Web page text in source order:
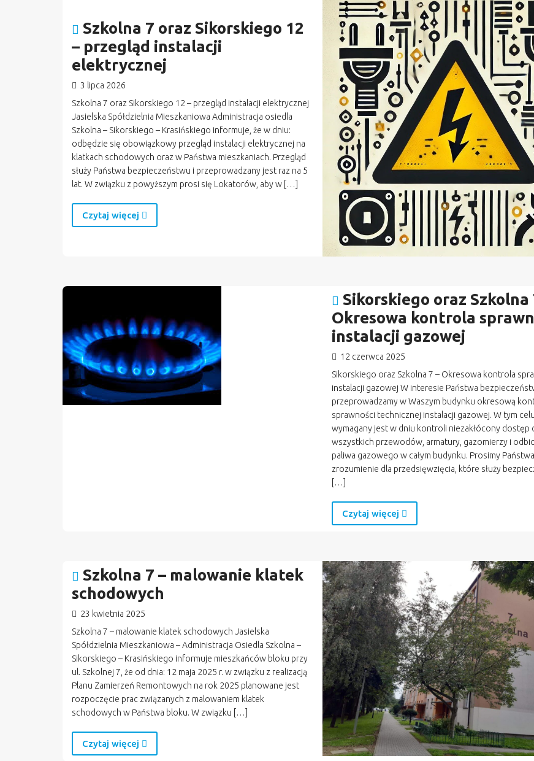
Szkolna 7 oraz Sikorskiego 12
– przegląd instalacji
elektrycznej
3 lipca 2026
Szkolna 7 oraz Sikorskiego 12 – przegląd instalacji elektrycznej
Jasielska Spółdzielnia Mieszkaniowa Administracja osiedla
Szkolna – Sikorskiego – Krasińskiego informuje, że w dniu:
odbędzie się obowiązkowy przegląd instalacji elektrycznej na
klatkach schodowych oraz w Państwa mieszkaniach. Przegląd
służy Państwa bezpieczeństwu i przeprowadzany jest raz na 5
lat. W związku z powyższym prosi się Lokatorów, aby w […]
Czytaj więcej
Sikorskiego oraz Szkolna
Okresowa kontrola
instalacji gazowej
12 czerwca 2025
Sikorskiego oraz Szkolna 7 – Okresowa kontrola
instalacji gazowej W interesie Państwa
przeprowadzamy w Waszym budynku okresową
sprawności technicznej instalacji gazowej. W tym celu
wymagany jest w dniu kontroli niezakłócony dostęp
wszystkich przewodów, armatury, gazomierzy i
paliwa gazowego w całym budynku. Prosimy
zrozumienie dla przedsięwzięcia, które służy
[…]
Czytaj więcej
Szkolna 7 – malowanie klatek
schodowych
23 kwietnia 2025
Szkolna 7 – malowanie klatek schodowych Jasielska
Spółdzielnia Mieszkaniowa – Administracja Osiedla Szkolna –
Sikorskiego – Krasińskiego informuje mieszkańców bloku przy
ul. Szkolnej 7, że od dnia: 12 maja 2025 r. w związku z realizacją
Planu Zamierzeń Remontowych na rok 2025 planowane jest
rozpoczęcie prac związanych z malowaniem klatek
schodowych w Państwa bloku. W związku […]
Czytaj więcej